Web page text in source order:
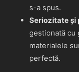
s-a spus.
Seriozitate și
gestionată cu
materialele
perfectă.